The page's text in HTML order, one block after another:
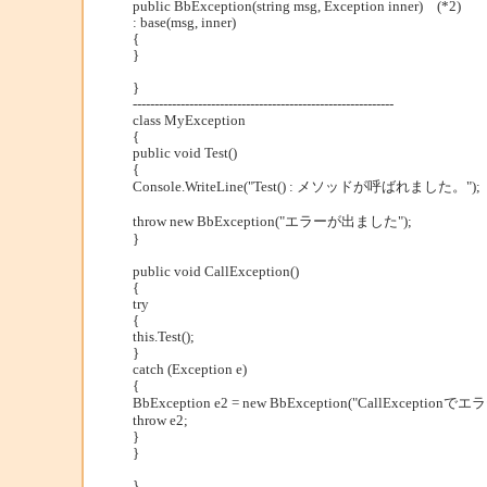
public BbException(string msg, Exception inner) (*2)
: base(msg, inner)
{
}
}
------------------------------------------------------------
class MyException
{
public void Test()
{
Console.WriteLine("Test() : メソッドが呼ばれました。");
throw new BbException("エラーが出ました
}
public void CallException()
{
try
{
this.Test();
}
catch (Exception e)
{
BbException e2 = new BbException("CallExceptionでエ
throw e2;
}
}